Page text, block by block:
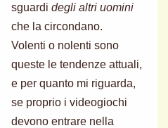
sguardi degli altri uomini
che la circondano.
Volenti o nolenti sono
queste le tendenze attuali,
e per quanto mi riguarda,
se proprio i videogiochi
devono entrare nella